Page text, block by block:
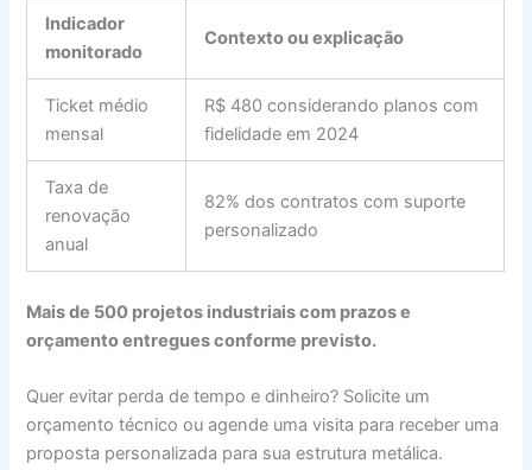
Indicador
monitorado
Contexto ou explicação
Ticket médio
mensal
R$ 480 considerando planos com
fidelidade em 2024
Taxa de
renovação
anual
82% dos contratos com suporte
personalizado
Mais de 500 projetos industriais com prazos e
orçamento entregues conforme previsto.
Quer evitar perda de tempo e dinheiro? Solicite um
orçamento técnico ou agende uma visita para receber uma
proposta personalizada para sua estrutura metálica.